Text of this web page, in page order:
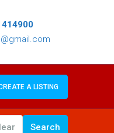
A LISTING
Search